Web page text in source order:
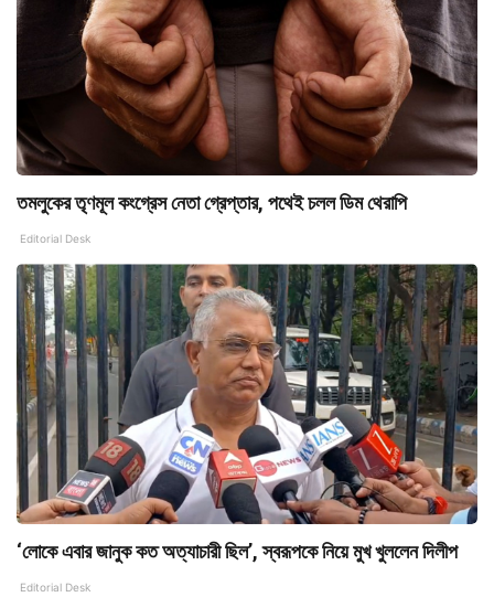
তমলুকের তৃণমূল কংগ্রেস নেতা গ্রেপ্তার, পথেই চলল ডিম থেরাপি
Editorial Desk
‘লোকে এবার জানুক কত অত্যাচারী ছিল’, স্বরূপকে নিয়ে মুখ খুললেন দিলীপ
Editorial Desk